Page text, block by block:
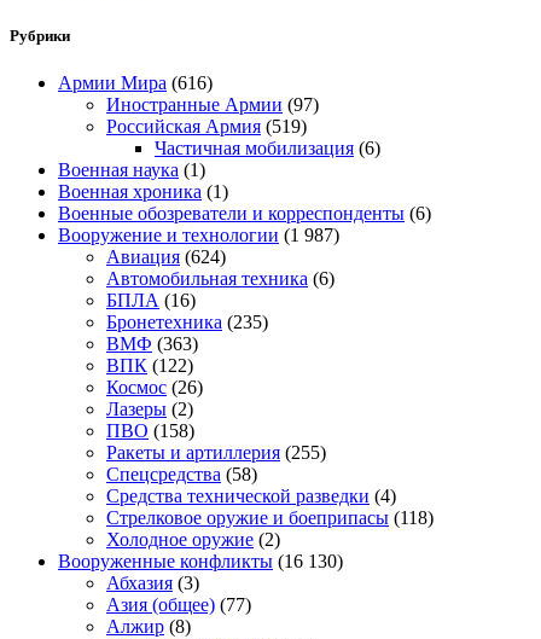
Рубрики
Армии Мира (616)
Иностранные Армии (97)
Российская Армия (519)
Частичная мобилизация (6)
Военная наука (1)
Военная хроника (1)
Военные обозреватели и корреспонденты (6)
Вооружение и технологии (1 987)
Авиация (624)
Автомобильная техника (6)
БПЛА (16)
Бронетехника (235)
ВМФ (363)
ВПК (122)
Космос (26)
Лазеры (2)
ПВО (158)
Ракеты и артиллерия (255)
Спецсредства (58)
Средства технической разведки (4)
Стрелковое оружие и боеприпасы (118)
Холодное оружие (2)
Вооруженные конфликты (16 130)
Абхазия (3)
Азия (общее) (77)
Алжир (8)